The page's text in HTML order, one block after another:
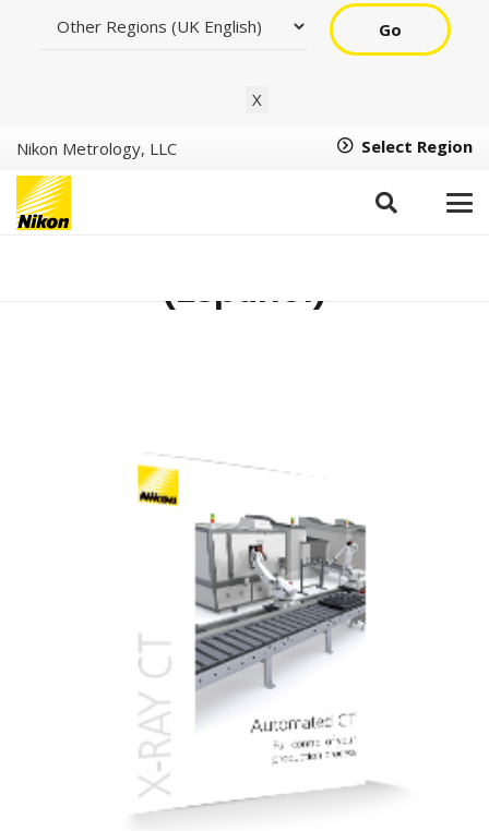
Go
X
Nikon Metrology, LLC Select Region
(Español)